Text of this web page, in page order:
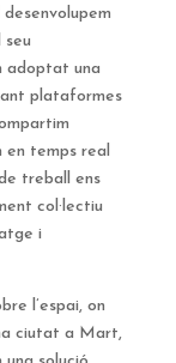
adoptat una
plataformes
en temps real
treball ens
col·lectiu
i
l’espai, on
ciutat a Mart,